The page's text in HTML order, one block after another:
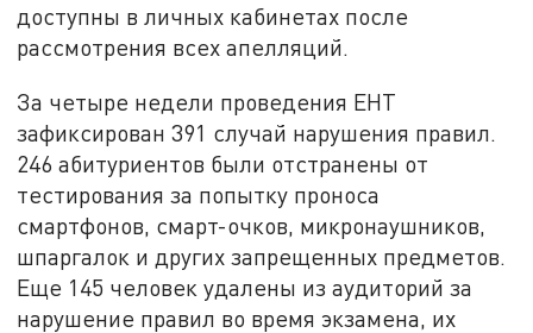
доступны в личных кабинетах после
рассмотрения всех апелляций.
За четыре недели проведения ЕНТ
зафиксирован 391 случай нарушения правил.
246 абитуриентов были отстранены от
тестирования за попытку проноса
смартфонов, смарт-очков, микронаушников,
шпаргалок и других запрещенных предметов.
Еще 145 человек удалены из аудиторий за
нарушение правил во время экзамена, их